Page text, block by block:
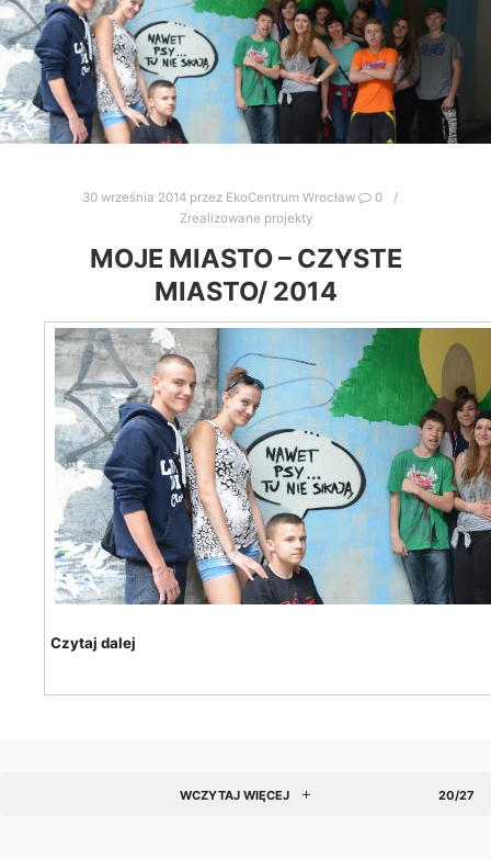
30 września 2014 przez EkoCentrum Wrocław
0
Zrealizowane projekty
MOJE MIASTO – CZYSTE
MIASTO/ 2014
Czytaj dalej
WCZYTAJ WIĘCEJ 20/27